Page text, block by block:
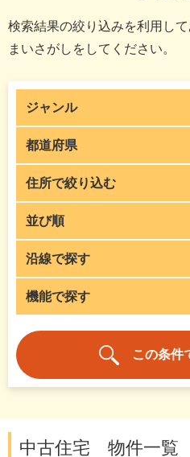
検索結果の絞り込みを利用し
まいさがしをしてください。
ジャンル
都道府県
住所で絞り込む
並び順
沿線で探す
機能で探す
中古住宅 物件一覧